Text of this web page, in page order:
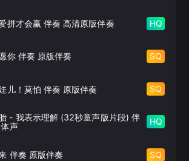
拼才会赢 伴奏 高清原版伴奏 HQ
你 伴奏 原版伴奏 SQ
儿！莫怕 伴奏 原版伴奏 SQ
- 我表示理解 (32秒童声版片段) 伴
声
HQ
伴奏 原版伴奏 SQ